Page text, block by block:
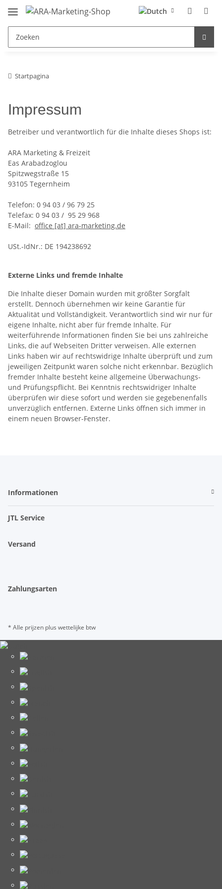
Startpagina
Impressum
Betreiber und verantwortlich für die Inhalte dieses Shops ist:
ARA Marketing & Freizeit
Eas Arabadzoglou
Spitzwegstraße 15
93105 Tegernheim
Telefon: 0 94 03 / 96 79 25
Telefax: 0 94 03 / 95 29 968
E-Mail: office [at] ara-marketing.de
USt.-IdNr.: DE 194238692
Externe Links und fremde Inhalte
Die Inhalte dieser Domain wurden mit größter Sorgfalt
erstellt. Dennoch übernehmen wir keine Garantie für
Aktualität und Vollständigkeit. Verantwortlich sind wir nur für
eigene Inhalte, nicht aber für fremde Inhalte. Für
weiterführende Informationen finden Sie bei uns zahlreiche
Links, die auf Webseiten Dritter verweisen. Alle externen
Links haben wir auf rechtswidrige Inhalte überprüft und zum
jeweiligen Zeitpunkt waren solche nicht erkennbar. Bezüglich
fremder Inhalte besteht keine allgemeine Überwachungs-
und Prüfungspflicht. Bei Kenntnis rechtswidriger Inhalte
überprüfen wir diese sofort und werden sie gegebenenfalls
unverzüglich entfernen. Externe Links öffnen sich immer in
einem neuen Browser-Fenster.
Informationen
JTL Service
Versand
Zahlungsarten
* Alle prijzen plus wettelijke btw